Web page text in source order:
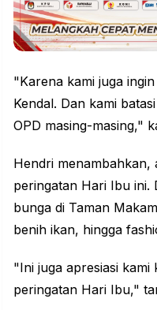
"Karena kami juga
Kendal. Dan kami
OPD masing-masing,"
Hendri menambahkan,
peringatan Hari Ibu ini.
bunga di Taman
benih ikan, hingga
"Ini juga apresiasi kami
peringatan Hari Ibu,"